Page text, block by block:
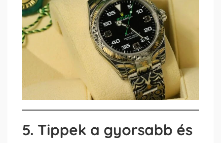
5. Tippek a gyorsabb és